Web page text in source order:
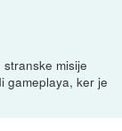
misije
gameplaya, ker je